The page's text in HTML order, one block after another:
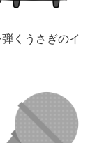
弾くうさぎのイ